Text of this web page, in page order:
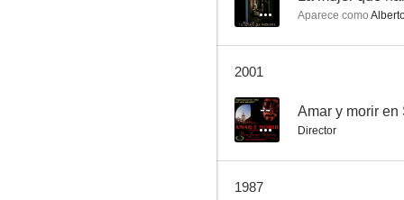
Aparece como
2001
-- Amar y morir
Director
1987